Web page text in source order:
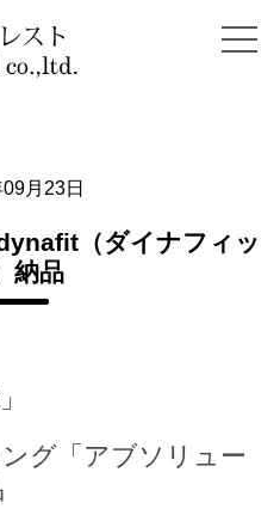
月23日
（ダイナフィッ
納品
グ「アブソリュー